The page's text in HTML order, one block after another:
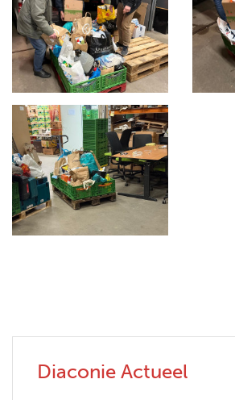
Diaconie Actueel